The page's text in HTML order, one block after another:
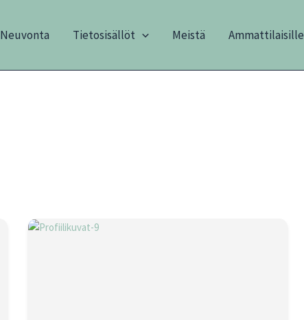
Neuvonta Tietosisällöt Meistä Ammattilaisille